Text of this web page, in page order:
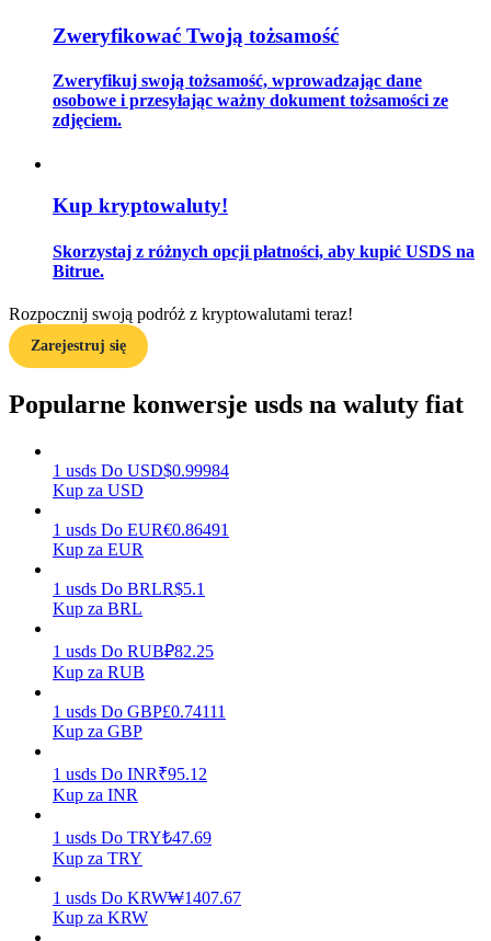
Przewodnik
Przewodnik dla początkujących dotyczący kontraktów futures
Strategie handlowe
Dowiedz się, jak zachować rentowność
Zarabiać
Codziennie zdobywaj konkurencyjne nagrody
Zweryfikować Twoją tożsamość
Zweryfikuj swoją tożsamość, wprowadzając dane
osobowe i przesyłając ważny dokument tożsamości ze
zdjęciem.
Kup kryptowaluty!
Skorzystaj z różnych opcji płatności, aby kupić USDS na
Bitrue.
Rozpocznij swoją podróż z kryptowalutami teraz!
Zarejestruj się
Popularne konwersje usds na waluty fiat
1 usds Do USD$0.99984
Kup za USD
1 usds Do EUR€0.86491
Kup za EUR
1 usds Do BRLR$5.1
Kup za BRL
1 usds Do RUB₽82.25
Kup za RUB
1 usds Do GBP£0.74111
Kup za GBP
1 usds Do INR₹95.12
Kup za INR
1 usds Do TRY₺47.69
Kup za TRY
1 usds Do KRW₩1407.67
Kup za KRW